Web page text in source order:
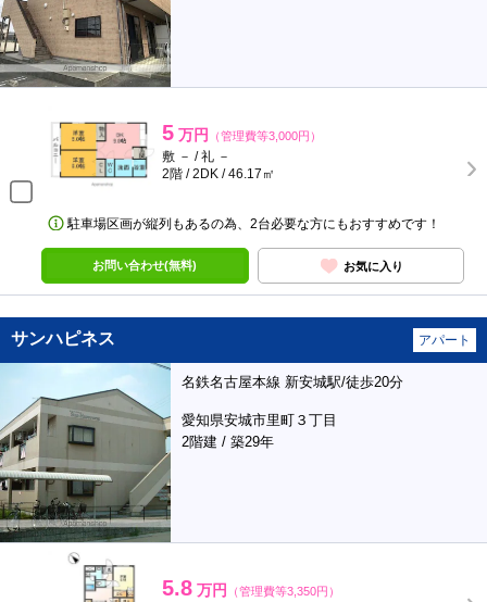
5 万円 （管理費等3,000円）
敷 － / 礼 －
2階 / 2DK / 46.17㎡
駐車場区画が縦列もあるの為、2台必要な方にもおすすめです！
お問い合わせ(無料) お気に入り
サンハピネス アパート
名鉄名古屋本線 新安城駅/徒歩20分
愛知県安城市里町３丁目
2階建 / 築29年
5.8 万円 （管理費等3,350円）